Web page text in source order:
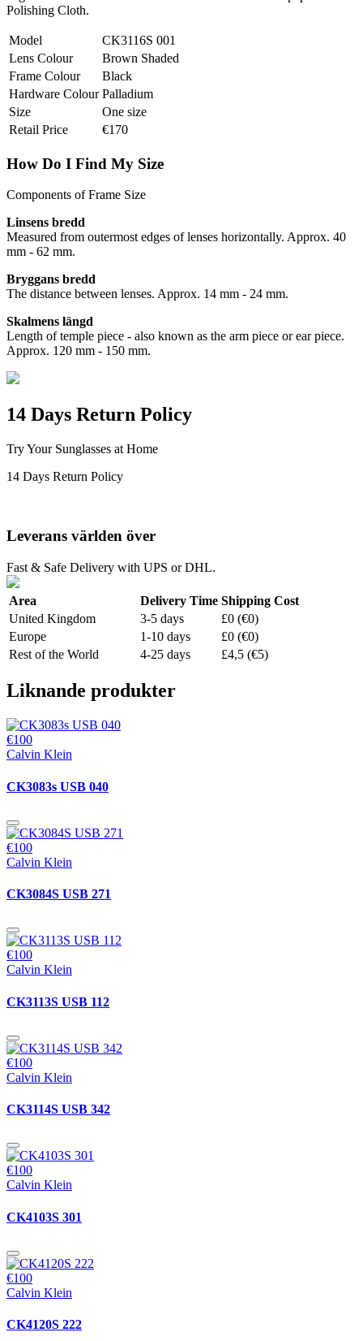
Polishing Cloth.
Model
CK3116S 001
Lens Colour
Brown Shaded
Frame Colour
Black
Hardware Colour Palladium
Size
One size
Retail Price
€170
How Do I Find My Size
Components of Frame Size
Linsens bredd
Measured from outermost edges of lenses horizontally. Approx. 40
mm - 62 mm.
Bryggans bredd
The distance between lenses. Approx. 14 mm - 24 mm.
Skalmens längd
Length of temple piece - also known as the arm piece or ear piece.
Approx. 120 mm - 150 mm.
14 Days Return Policy
Try Your Sunglasses at Home
14 Days Return Policy
Leverans världen över
Fast & Safe Delivery with UPS or DHL.
Area Delivery Time Shipping Cost
United Kingdom
3-5 days
£0 (€0)
Europe
1-10 days
£0 (€0)
Rest of the World
4-25 days £4,5 (€5)
Liknande produkter
€100
Calvin Klein
CK3083s USB 040
€100
Calvin Klein
CK3084S USB 271
€100
Calvin Klein
CK3113S USB 112
€100
Calvin Klein
CK3114S USB 342
€100
Calvin Klein
CK4103S 301
€100
Calvin Klein
CK4120S 222